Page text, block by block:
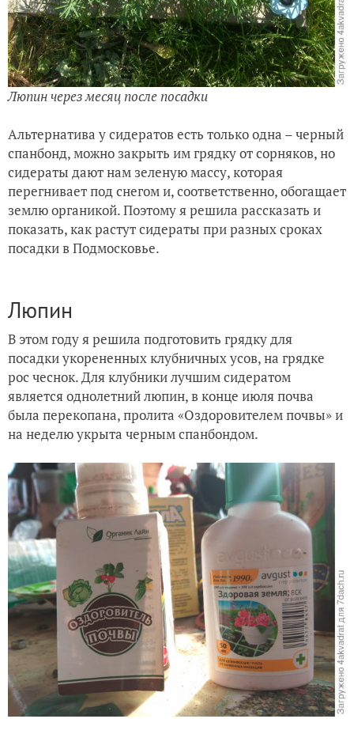
Люпин через месяц после посадки
Альтернатива у сидератов есть только одна – черный
спанбонд, можно закрыть им грядку от сорняков, но
сидераты дают нам зеленую массу, которая
перегнивает под снегом и, соответственно, обогащает
землю органикой. Поэтому я решила рассказать и
показать, как растут сидераты при разных сроках
посадки в Подмосковье.
Люпин
В этом году я решила подготовить грядку для
посадки укорененных клубничных усов, на грядке
рос чеснок. Для клубники лучшим сидератом
является однолетний люпин, в конце июля почва
была перекопана, пролита «Оздоровителем почвы» и
на неделю укрыта черным спанбондом.